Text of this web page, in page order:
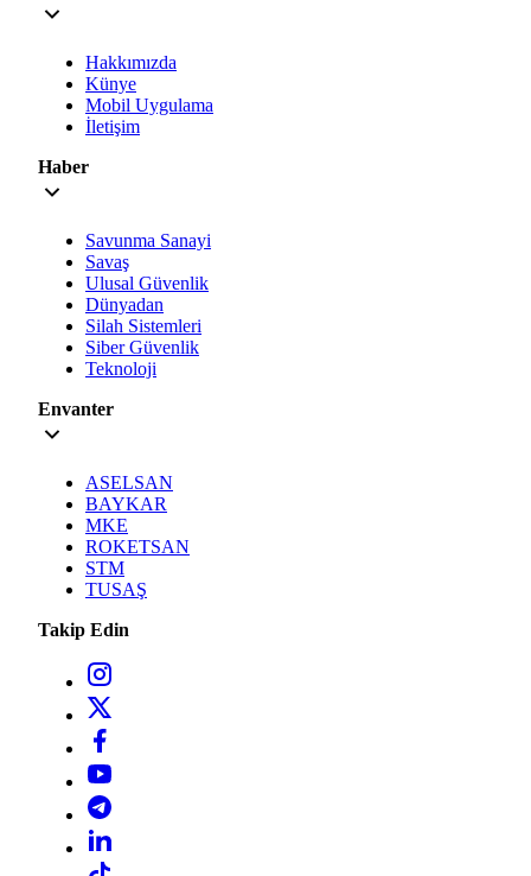
Hakkımızda
Künye
Mobil Uygulama
İletişim
Haber
Savunma Sanayi
Savaş
Ulusal Güvenlik
Dünyadan
Silah Sistemleri
Siber Güvenlik
Teknoloji
Envanter
ASELSAN
BAYKAR
MKE
ROKETSAN
STM
TUSAŞ
Takip Edin